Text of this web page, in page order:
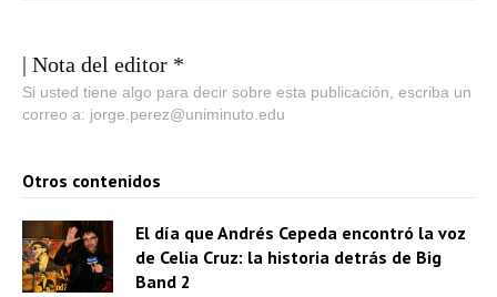
| Nota del editor *
Si usted tiene algo para decir sobre esta publicación, escriba un
correo a: jorge.perez@uniminuto.edu
Otros contenidos
El día que Andrés Cepeda encontró la voz
de Celia Cruz: la historia detrás de Big
Band 2